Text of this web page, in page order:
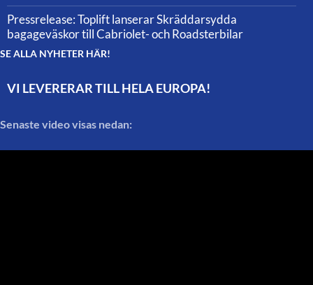
Pressrelease: Toplift lanserar Skräddarsydda
bagageväskor till Cabriolet- och Roadsterbilar
SE ALLA NYHETER HÄR!
VI LEVERERAR TILL HELA EUROPA!
Senaste video visas nedan: